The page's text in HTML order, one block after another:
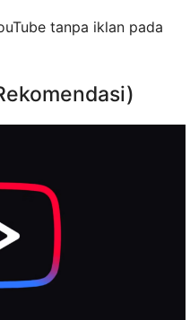
tanpa iklan pada